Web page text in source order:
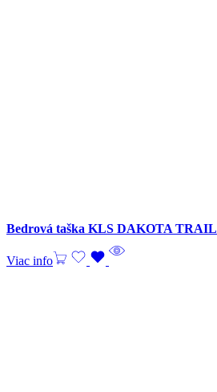
Bedrová taška KLS DAKOTA TRAIL
Viac info